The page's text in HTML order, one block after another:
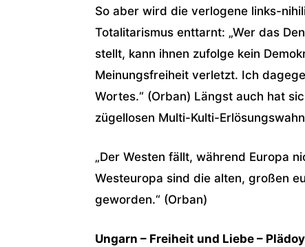
So aber wird die verlogene links-
Totalitarismus enttarnt: „Wer das
stellt, kann ihnen zufolge kein
Meinungsfreiheit verletzt. Ich
Wortes.“ (Orban) Längst auch hat
zügellosen Multi-Kulti-
„Der Westen fällt, während Europa
Westeuropa sind die alten, großen
geworden.“ (Orban)
Ungarn – Freiheit und Liebe –